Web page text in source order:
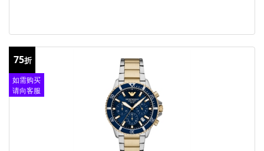
75折
如需购买
请向客服